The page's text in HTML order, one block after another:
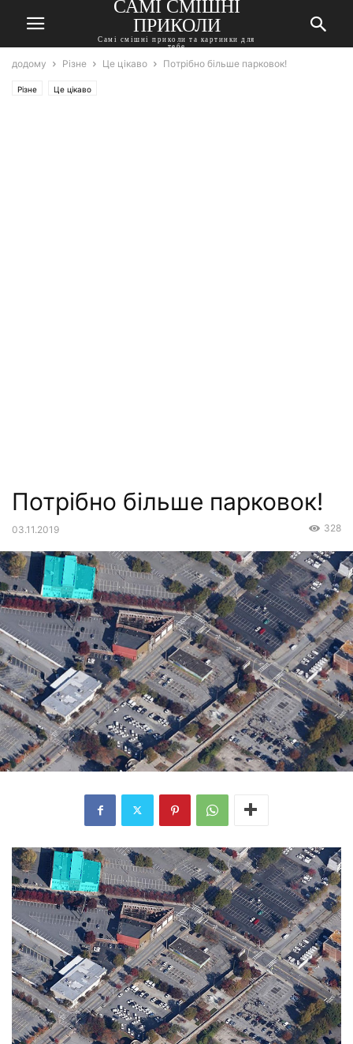
САМІ СМІШНІ
ПРИКОЛИ
Самі смішні приколи та картинки для
тебе
додому Різне Це цікаво Потрібно більше парковок!
Різне Це цікаво
Потрібно більше парковок!
03.11.2019 328